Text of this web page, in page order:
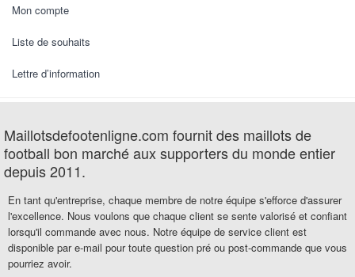
Mon compte
Liste de souhaits
Lettre d’information
Maillotsdefootenligne.com fournit des maillots de
football bon marché aux supporters du monde entier
depuis 2011.
En tant qu'entreprise, chaque membre de notre équipe s'efforce d'assurer
l'excellence. Nous voulons que chaque client se sente valorisé et confiant
lorsqu'il commande avec nous. Notre équipe de service client est
disponible par e-mail pour toute question pré ou post-commande que vous
pourriez avoir.